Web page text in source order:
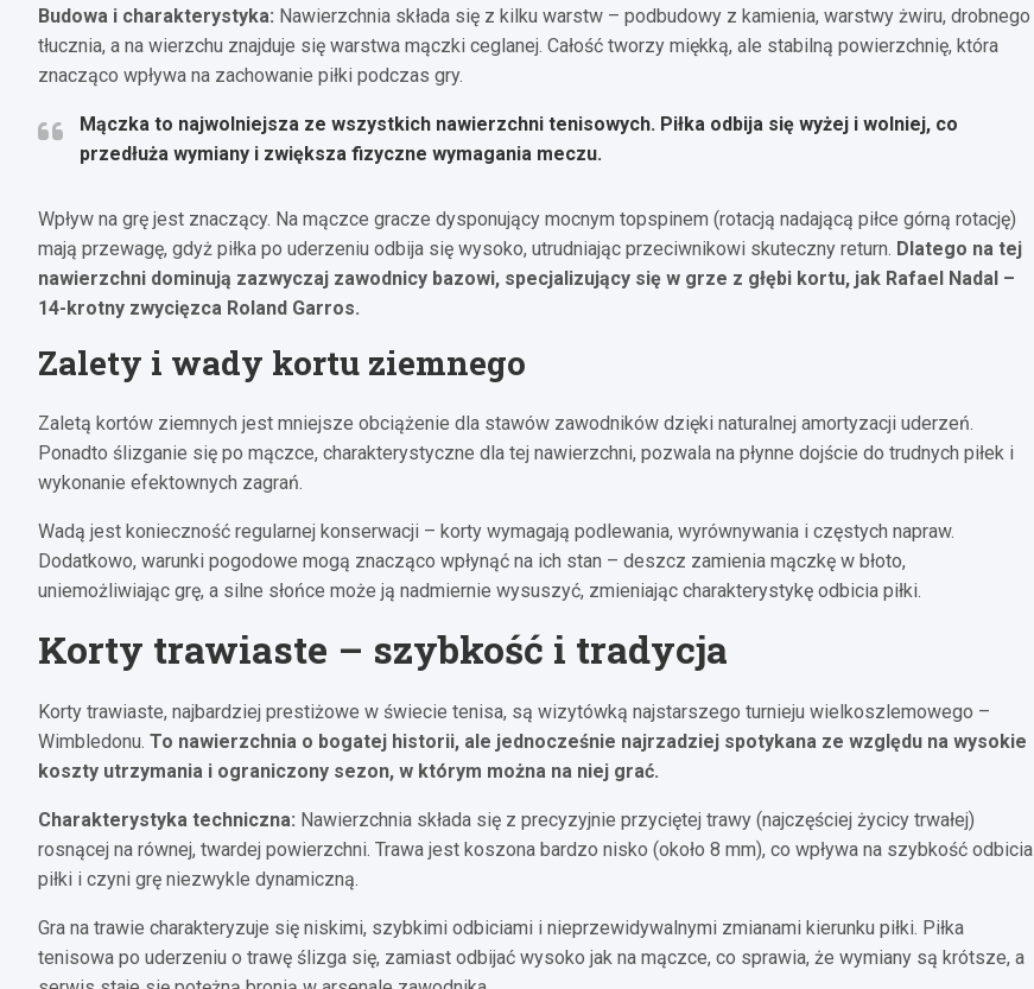
Budowa i charakterystyka: Nawierzchnia składa się z kilku warstw – podbudowy z kamienia, warstwy żwiru, drobnego
tłucznia, a na wierzchu znajduje się warstwa mączki ceglanej. Całość tworzy miękką, ale stabilną powierzchnię, która
znacząco wpływa na zachowanie piłki podczas gry.
Mączka to najwolniejsza ze wszystkich nawierzchni tenisowych. Piłka odbija się wyżej i wolniej, co
przedłuża wymiany i zwiększa fizyczne wymagania meczu.
Wpływ na grę jest znaczący. Na mączce gracze dysponujący mocnym topspinem (rotacją nadającą piłce górną rotację)
mają przewagę, gdyż piłka po uderzeniu odbija się wysoko, utrudniając przeciwnikowi skuteczny return. Dlatego na tej
nawierzchni dominują zazwyczaj zawodnicy bazowi, specjalizujący się w grze z głębi kortu, jak Rafael Nadal –
14-krotny zwycięzca Roland Garros.
Zalety i wady kortu ziemnego
Zaletą kortów ziemnych jest mniejsze obciążenie dla stawów zawodników dzięki naturalnej amortyzacji uderzeń.
Ponadto ślizganie się po mączce, charakterystyczne dla tej nawierzchni, pozwala na płynne dojście do trudnych piłek i
wykonanie efektownych zagrań.
Wadą jest konieczność regularnej konserwacji – korty wymagają podlewania, wyrównywania i częstych napraw.
Dodatkowo, warunki pogodowe mogą znacząco wpłynąć na ich stan – deszcz zamienia mączkę w błoto,
uniemożliwiając grę, a silne słońce może ją nadmiernie wysuszyć, zmieniając charakterystykę odbicia piłki.
Korty trawiaste – szybkość i tradycja
Korty trawiaste, najbardziej prestiżowe w świecie tenisa, są wizytówką najstarszego turnieju wielkoszlemowego –
Wimbledonu. To nawierzchnia o bogatej historii, ale jednocześnie najrzadziej spotykana ze względu na wysokie
koszty utrzymania i ograniczony sezon, w którym można na niej grać.
Charakterystyka techniczna: Nawierzchnia składa się z precyzyjnie przyciętej trawy (najczęściej życicy trwałej)
rosnącej na równej, twardej powierzchni. Trawa jest koszona bardzo nisko (około 8 mm), co wpływa na szybkość odbicia
piłki i czyni grę niezwykle dynamiczną.
Gra na trawie charakteryzuje się niskimi, szybkimi odbiciami i nieprzewidywalnymi zmianami kierunku piłki. Piłka
tenisowa po uderzeniu o trawę ślizga się, zamiast odbijać wysoko jak na mączce, co sprawia, że wymiany są krótsze, a